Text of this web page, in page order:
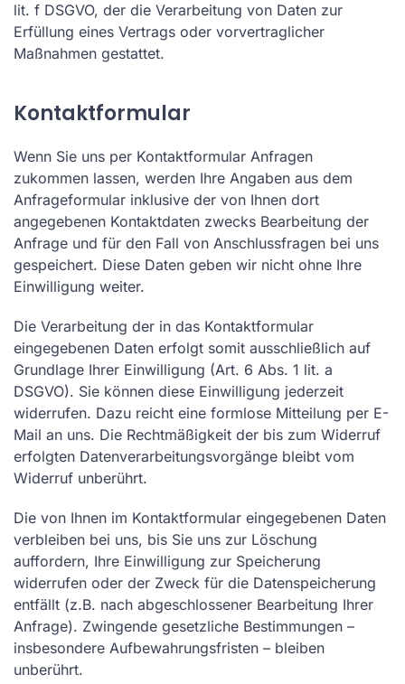
lit. f DSGVO, der die Verarbeitung von Daten zur
Erfüllung eines Vertrags oder vorvertraglicher
Maßnahmen gestattet.
Kontaktformular
Wenn Sie uns per Kontaktformular Anfragen
zukommen lassen, werden Ihre Angaben aus dem
Anfrageformular inklusive der von Ihnen dort
angegebenen Kontaktdaten zwecks Bearbeitung der
Anfrage und für den Fall von Anschlussfragen bei uns
gespeichert. Diese Daten geben wir nicht ohne Ihre
Einwilligung weiter.
Die Verarbeitung der in das Kontaktformular
eingegebenen Daten erfolgt somit ausschließlich auf
Grundlage Ihrer Einwilligung (Art. 6 Abs. 1 lit. a
DSGVO). Sie können diese Einwilligung jederzeit
widerrufen. Dazu reicht eine formlose Mitteilung per E-
Mail an uns. Die Rechtmäßigkeit der bis zum Widerruf
erfolgten Datenverarbeitungsvorgänge bleibt vom
Widerruf unberührt.
Die von Ihnen im Kontaktformular eingegebenen Daten
verbleiben bei uns, bis Sie uns zur Löschung
auffordern, Ihre Einwilligung zur Speicherung
widerrufen oder der Zweck für die Datenspeicherung
entfällt (z.B. nach abgeschlossener Bearbeitung Ihrer
Anfrage). Zwingende gesetzliche Bestimmungen –
insbesondere Aufbewahrungsfristen – bleiben
unberührt.